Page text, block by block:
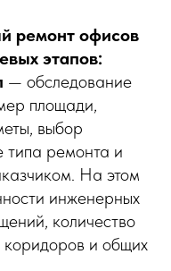
ремонт офисов
этапов:
— обследование
площади,
выбор
типа ремонта и
На этом
инженерных
количество
коридоров и общих